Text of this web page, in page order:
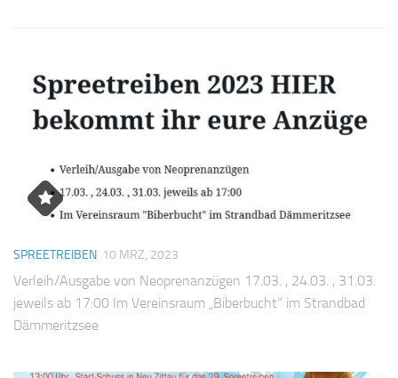
SPREETREIBEN 10 MRZ, 2023
Verleih/Ausgabe von Neoprenanzügen 17.03. , 24.03. , 31.03.
jeweils ab 17:00 Im Vereinsraum „Biberbucht“ im Strandbad
Dämmeritzsee